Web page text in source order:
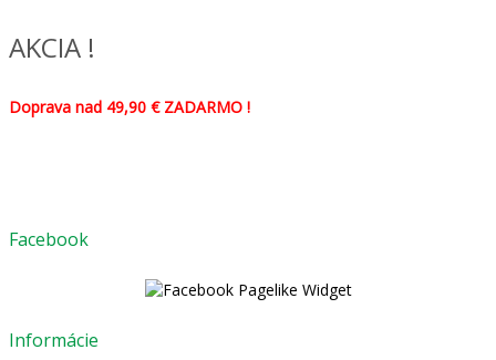
AKCIA !
Doprava nad 49,90 € ZADARMO !
Facebook
Informácie